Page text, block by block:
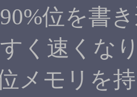
位を書
く速くな
メモリを